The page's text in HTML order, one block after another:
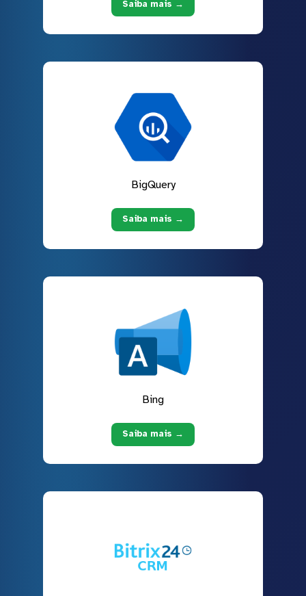
Saiba mais →
BigQuery
Saiba mais →
Bing
Saiba mais →